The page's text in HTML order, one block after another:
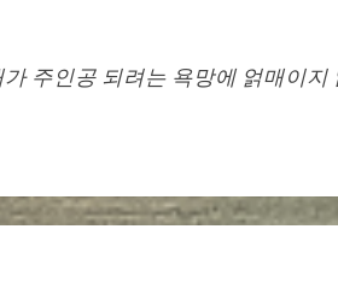
주인공 되려는 욕망에 얽매이지